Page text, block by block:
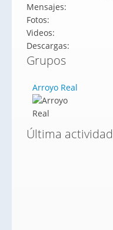
Mensajes:
Fotos:
Videos:
Descargas:
Grupos
Arroyo Real
Última actividad